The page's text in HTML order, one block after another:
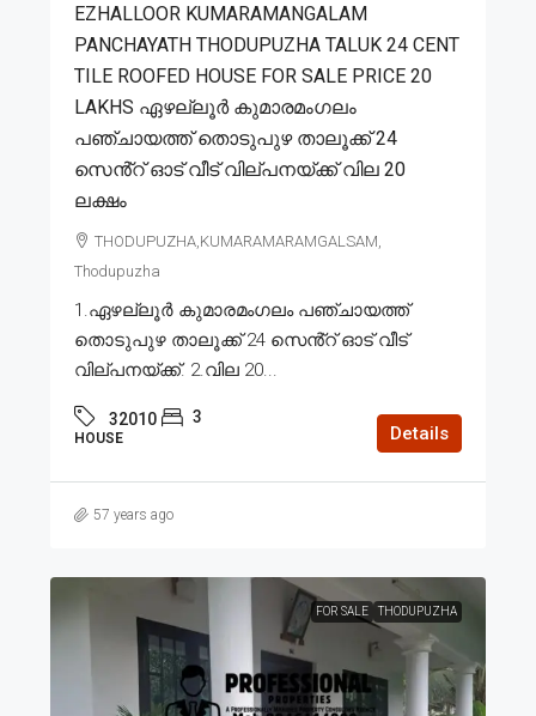
EZHALLOOR KUMARAMANGALAM
PANCHAYATH THODUPUZHA TALUK 24 CENT
TILE ROOFED HOUSE FOR SALE PRICE 20
LAKHS ഏഴല്ലൂർ കുമാരമംഗലം
പഞ്ചായത്ത് തൊടുപുഴ താലൂക്ക് 24
സെൻ്റ് ഓട് വീട് വില്പനയ്ക്ക് വില 20
ലക്ഷം
THODUPUZHA,KUMARAMARAMGALSAM,
Thodupuzha
1.ഏഴല്ലൂർ കുമാരമംഗലം പഞ്ചായത്ത്
തൊടുപുഴ താലൂക്ക് 24 സെൻ്റ് ഓട് വീട്
വില്പനയ്ക്ക്. 2.വില 20...
32010 3
HOUSE Details
57 years ago
FOR SALE THODUPUZHA